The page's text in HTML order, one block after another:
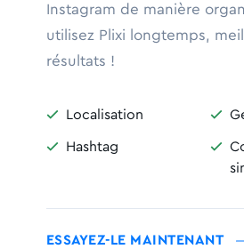
Instagram de manière
utilisez Plixi longtemps,
résultats !
 Localisation
 Hashtag


ESSAYEZ-LE MAINTENANT